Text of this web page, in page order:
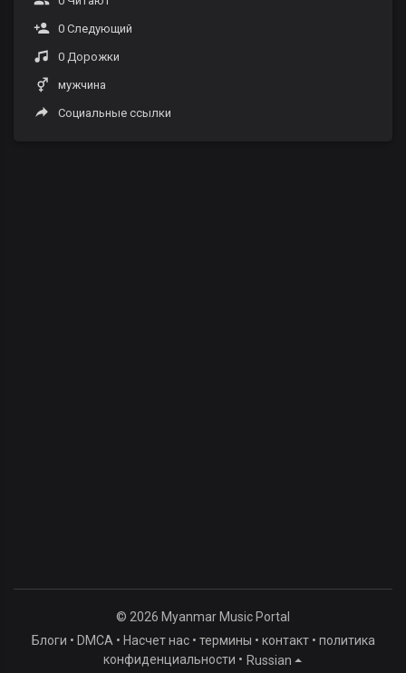
0 Следующий
0 Дорожки
мужчина
Социальные ссылки
© 2026 Myanmar Music Portal
Блоги • DMCA • Насчет нас• термины • контакт• политика
конфиденциальности • Russian